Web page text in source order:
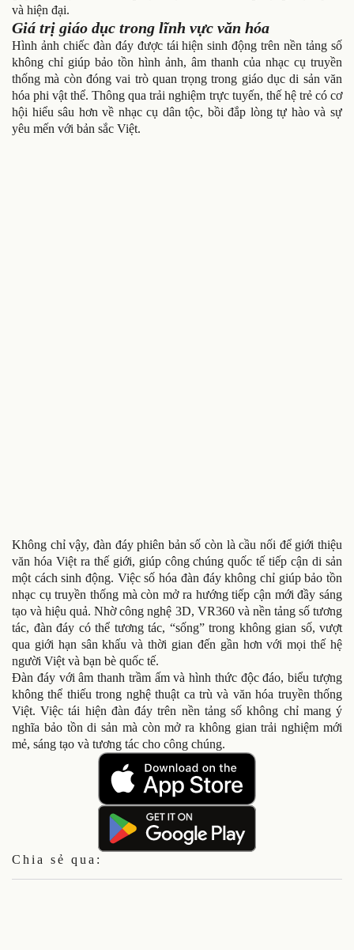
và hiện đại.
Giá trị giáo dục trong lĩnh vực văn hóa
Hình ảnh chiếc đàn đáy được tái hiện sinh động trên nền tảng số
không chỉ giúp bảo tồn hình ảnh, âm thanh của nhạc cụ truyền
thống mà còn đóng vai trò quan trọng trong giáo dục di sản văn
hóa phi vật thể. Thông qua trải nghiệm trực tuyến, thế hệ trẻ có cơ
hội hiểu sâu hơn về nhạc cụ dân tộc, bồi đắp lòng tự hào và sự
yêu mến với bản sắc Việt.
Không chỉ vậy, đàn đáy phiên bản số còn là cầu nối để giới thiệu
văn hóa Việt ra thế giới, giúp công chúng quốc tế tiếp cận di sản
một cách sinh động. Việc số hóa đàn đáy không chỉ giúp bảo tồn
nhạc cụ truyền thống mà còn mở ra hướng tiếp cận mới đầy sáng
tạo và hiệu quả. Nhờ công nghệ 3D, VR360 và nền tảng số tương
tác, đàn đáy có thể tương tác, “sống” trong không gian số, vượt
qua giới hạn sân khấu và thời gian đến gần hơn với mọi thế hệ
người Việt và bạn bè quốc tế.
Đàn đáy với âm thanh trầm ấm và hình thức độc đáo, biểu tượng
không thể thiếu trong nghệ thuật ca trù và văn hóa truyền thống
Việt. Việc tái hiện đàn đáy trên nền tảng số không chỉ mang ý
nghĩa bảo tồn di sản mà còn mở ra không gian trải nghiệm mới
mẻ, sáng tạo và tương tác cho công chúng.
Chia sẻ qua: